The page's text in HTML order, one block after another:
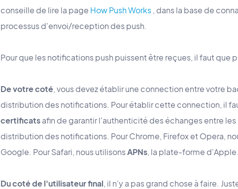
conseille de lire la page How Push Works , dans la base de
processus d'envoi/reception des push.
Pour que les notifications push puissent être reçues, il faut que
De votre coté, vous devez établir une connection entre votre
distribution des notifications. Pour établir cette connection, il
certificatsafin de garantir l'authenticité des échanges entre
distribution des notifications. Pour Chrome, Firefox et Opera,
Google. Pour Safari, nous utilisonsAPNs, la plate-forme d'Apple.
Du coté de l'utilisateur final, il n'y a pas grand chose à faire.